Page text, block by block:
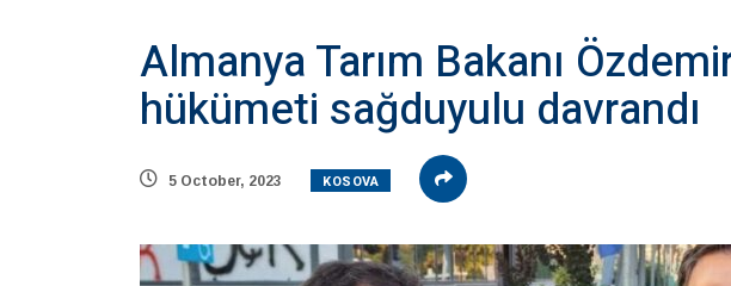
Almanya Tarım Bakanı
hükümeti sağduyulu davrandı
5 October, 2023 KOSOVA